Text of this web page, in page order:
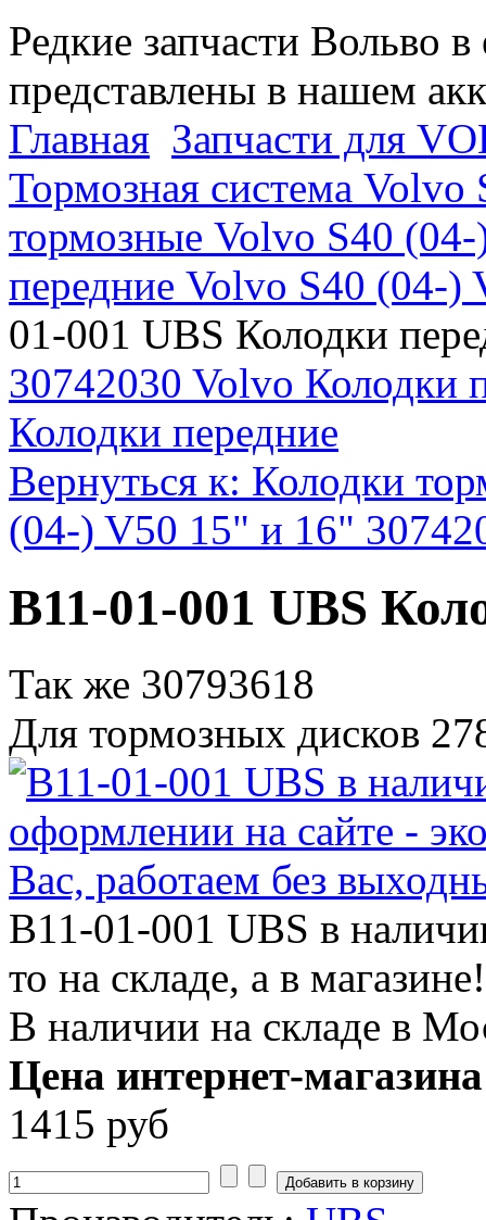
Редкие запчасти Вольво
представлены в нашем
Главная Запчасти для
Тормозная система
тормозные Volvo S40
передние Volvo S40 (04-
01-001 UBS Колодки
30742030 Volvo Колодки
Колодки передние
Вернуться к: Колодки
(04-) V50 15" и 16"
B11-01-001 UBS
Так же 30793618
Для тормозных дисков
B11-01-001 UBS в
то на складе, а в магазине!
В наличии на складе в
Цена интернет-
1415 руб